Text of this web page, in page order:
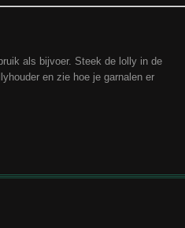
als bijvoer. Steek de lolly in de
en zie hoe je garnalen er